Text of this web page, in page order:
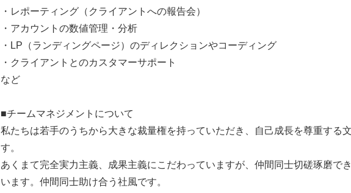
・レポーティング（クライアントへの報告会）
・アカウントの数値管理・分析
・LP（ランディングページ）のディレクションやコーディング
・クライアントとのカスタマーサポート
など
■チームマネジメントについて
私たちは若手のうちから大きな裁量権を持っていただき、自己成長を尊重する
す。
あくまて完全実力主義、成果主義にこだわっていますが、仲間同士切磋琢磨で
います。仲間同士助け合う社風です。